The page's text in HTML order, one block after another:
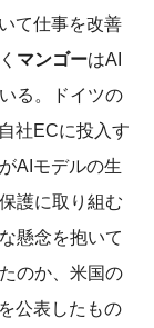
て仕事を改善
マンゴーはAI
る。ドイツの
社ECに投入す
AIモデルの生
護に取り組む
懸念を抱いて
のか、米国の
公表したもの